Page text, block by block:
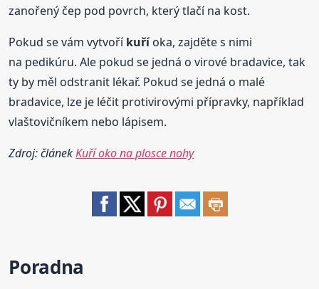
zanořený čep pod povrch, který tlačí na kost.
Pokud se vám vytvoříkuříoka, zajděte s nimi
na pedikúru. Ale pokud se jedná o virové bradavice, tak
ty by měl odstranit lékař. Pokud se jedná o malé
bradavice, lze je léčit protivirovými přípravky, například
vlaštovičníkem nebo lápisem.
Zdroj: článekKuří oko na plosce nohy
Poradna